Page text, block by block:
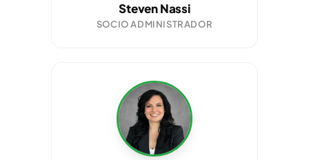
Steven Nassi
SOCIO ADMINISTRADOR